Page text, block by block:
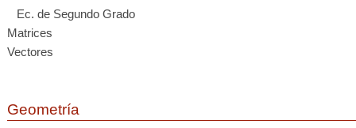
Ec. de Segundo Grado
Matrices
Vectores
Geometría